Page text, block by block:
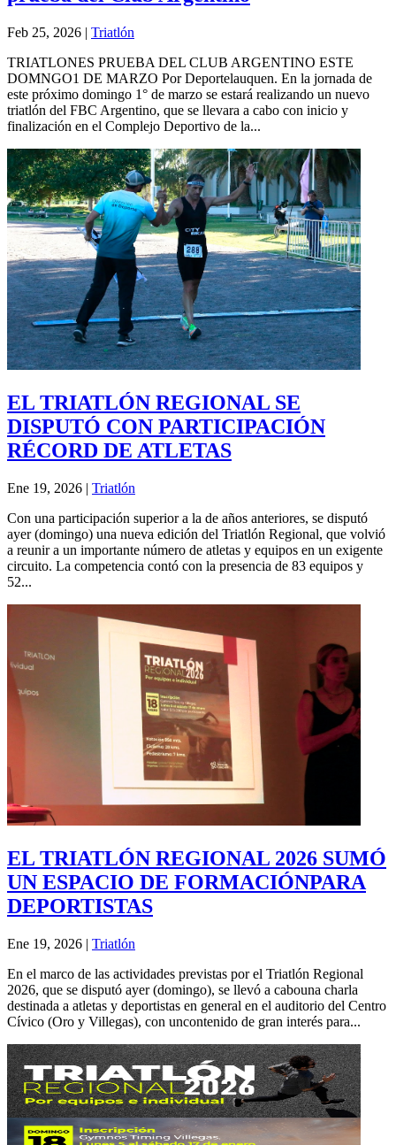
Feb 25, 2026 | Triatlón
TRIATLONES PRUEBA DEL CLUB ARGENTINO ESTE
DOMNGO1 DE MARZO Por Deportelauquen. En la jornada de
este próximo domingo 1° de marzo se estará realizando un nuevo
triatlón del FBC Argentino, que se llevara a cabo con inicio y
finalización en el Complejo Deportivo de la...
EL TRIATLÓN REGIONAL SE
DISPUTÓ CON PARTICIPACIÓN
RÉCORD DE ATLETAS
Ene 19, 2026 | Triatlón
Con una participación superior a la de años anteriores, se disputó
ayer (domingo) una nueva edición del Triatlón Regional, que volvió
a reunir a un importante número de atletas y equipos en un exigente
circuito. La competencia contó con la presencia de 83 equipos y
52...
EL TRIATLÓN REGIONAL 2026 SUMÓ
UN ESPACIO DE FORMACIÓNPARA
DEPORTISTAS
Ene 19, 2026 | Triatlón
En el marco de las actividades previstas por el Triatlón Regional
2026, que se disputó ayer (domingo), se llevó a cabouna charla
destinada a atletas y deportistas en general en el auditorio del Centro
Cívico (Oro y Villegas), con uncontenido de gran interés para...